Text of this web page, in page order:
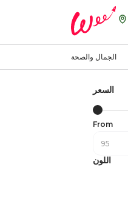
الجمال والصحة
السعر
From
اللون